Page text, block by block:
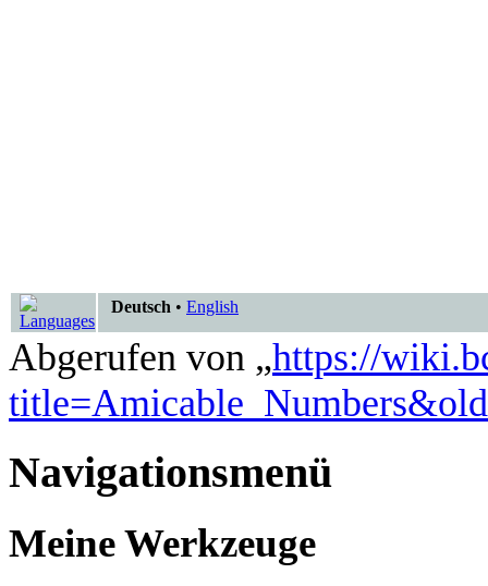
Deutsch • English
Abgerufen von „https://
Navigationsmenü
Meine Werkzeuge